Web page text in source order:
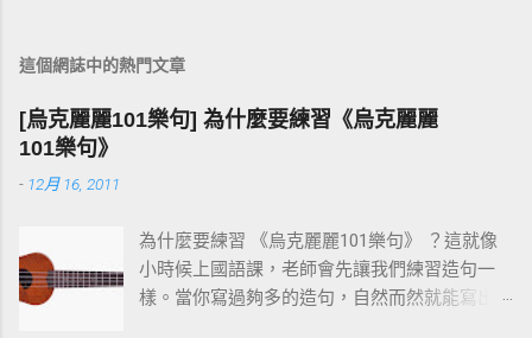
這個網誌中的熱門文章
[烏克麗麗101樂句] 為什麼要練習《烏克麗麗
101樂句》
- 12月 16, 2011
為什麼要練習 《烏克麗麗101樂句》 ？這就像
小時候上國語課，老師會先讓我們練習造句一
樣。當你寫過夠多的造句，自然而然就能寫出